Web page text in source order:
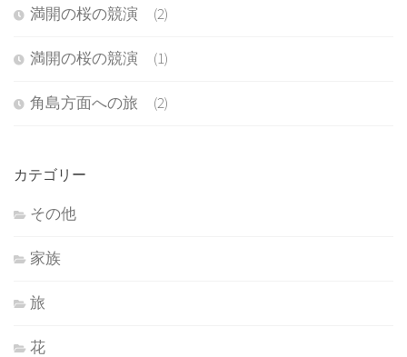
満開の桜の競演 (2)
満開の桜の競演 (1)
角島方面への旅 (2)
カテゴリー
その他
家族
旅
花